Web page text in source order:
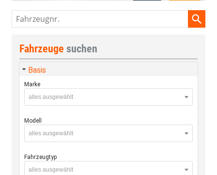
Fahrzeugnr.
Fahrzeuge suchen
Basis
Marke
alles ausgewählt
Modell
alles ausgewählt
Fahrzeugtyp
alles ausgewählt